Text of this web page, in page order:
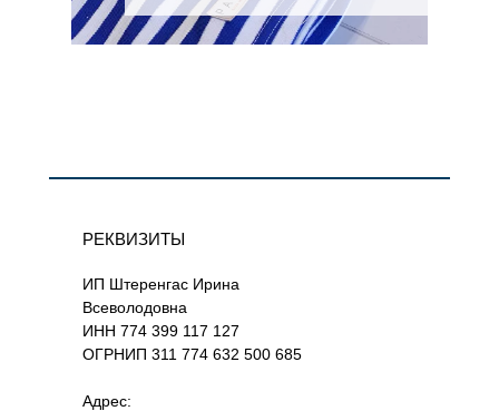
ИП Штеренгас Ирина
Всеволодовна
ИНН 774 399 117 127
ОГРНИП 311 774 632 500 685
Адрес:
РЕКВИЗИТЫ